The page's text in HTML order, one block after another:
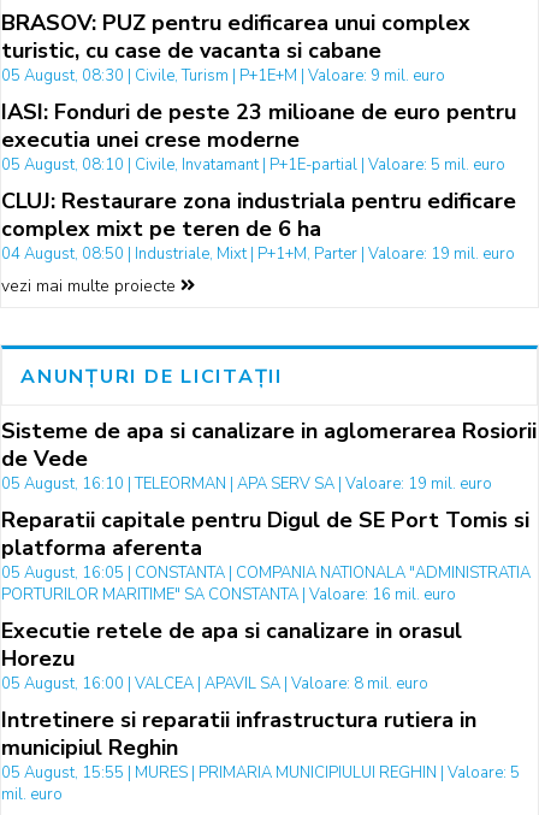
BRASOV: PUZ pentru edificarea unui complex
turistic, cu case de vacanta si cabane
05 August, 08:30 | Civile, Turism | P+1E+M | Valoare: 9 mil. euro
IASI: Fonduri de peste 23 milioane de euro pentru
executia unei crese moderne
05 August, 08:10 | Civile, Invatamant | P+1E-partial | Valoare: 5 mil. euro
CLUJ: Restaurare zona industriala pentru edificare
complex mixt pe teren de 6 ha
04 August, 08:50 | Industriale, Mixt | P+1+M, Parter | Valoare: 19 mil. euro
vezi mai multe proiecte
ANUNȚURI DE LICITAȚII
Sisteme de apa si canalizare in aglomerarea Rosiorii
de Vede
05 August, 16:10 | TELEORMAN | APA SERV SA | Valoare: 19 mil. euro
Reparatii capitale pentru Digul de SE Port Tomis si
platforma aferenta
05 August, 16:05 | CONSTANTA | COMPANIA NATIONALA "ADMINISTRATIA
PORTURILOR MARITIME" SA CONSTANTA | Valoare: 16 mil. euro
Executie retele de apa si canalizare in orasul
Horezu
05 August, 16:00 | VALCEA | APAVIL SA | Valoare: 8 mil. euro
Intretinere si reparatii infrastructura rutiera in
municipiul Reghin
05 August, 15:55 | MURES | PRIMARIA MUNICIPIULUI REGHIN | Valoare: 5
mil. euro